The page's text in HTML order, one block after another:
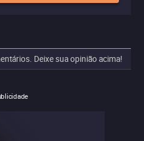
Deixe sua opinião acima!